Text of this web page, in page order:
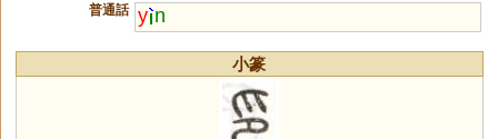
普通話 y n
小篆